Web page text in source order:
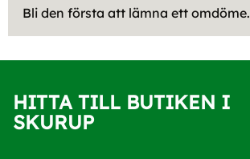
Bli den första att lämna ett omdöme.
HITTA TILL BUTIKEN I
SKURUP